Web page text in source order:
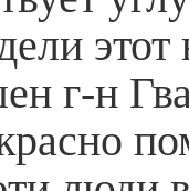
этот
г-н